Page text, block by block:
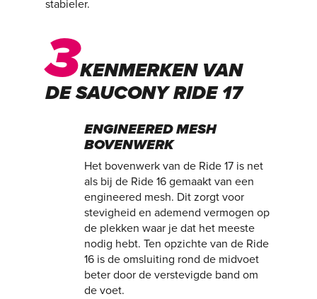
stabieler.
3KENMERKEN VAN
DE SAUCONY RIDE 17
ENGINEERED MESH
BOVENWERK
Het bovenwerk van de Ride 17 is net
als bij de Ride 16 gemaakt van een
engineered mesh. Dit zorgt voor
stevigheid en ademend vermogen op
de plekken waar je dat het meeste
nodig hebt. Ten opzichte van de Ride
16 is de omsluiting rond de midvoet
beter door de verstevigde band om
de voet.